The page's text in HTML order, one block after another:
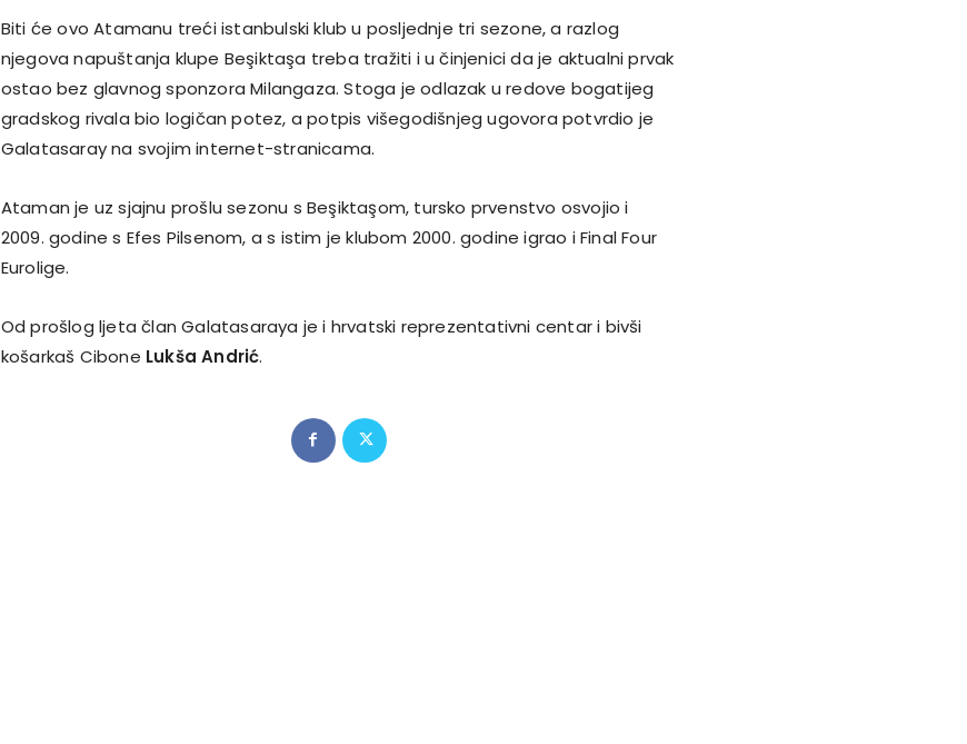
Biti će ovo Atamanu treći istanbulski klub u posljednje tri sezone, a razlog
njegova napuštanja klupe Beşiktaşa treba tražiti i u činjenici da je aktualni prvak
ostao bez glavnog sponzora Milangaza. Stoga je odlazak u redove bogatijeg
gradskog rivala bio logičan potez, a potpis višegodišnjeg ugovora potvrdio je
Galatasaray na svojim internet-stranicama.
Ataman je uz sjajnu prošlu sezonu s Beşiktaşom, tursko prvenstvo osvojio i
2009. godine s Efes Pilsenom, a s istim je klubom 2000. godine igrao i Final Four
Eurolige.
Od prošlog ljeta član Galatasaraya je i hrvatski reprezentativni centar i bivši
košarkaš Cibone Lukša Andrić.